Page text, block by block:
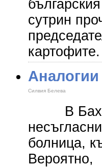
сутрин
картофите.
Аналогии
Силвия Белева
В
болница,
Вероятно,